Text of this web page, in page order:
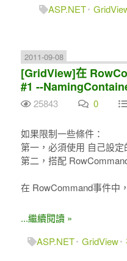
ASP.NET
2011-09-08
[GridView]在
#1 --
25843 0
如果限制一些條件：
第一，必須使用 自己設定
第二，搭配
在 RowCommand事件中
...繼續閱讀 »
ASP.NET GridView